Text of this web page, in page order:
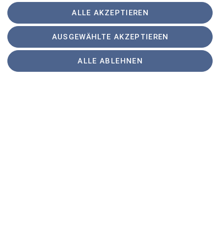
ALLE AKZEPTIEREN
AUSGEWÄHLTE AKZEPTIEREN
ALLE ABLEHNEN